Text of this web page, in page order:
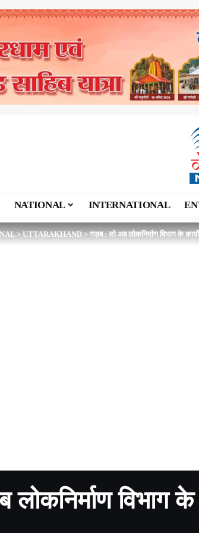
NATIONAL INTERNATIONAL
>UTTARAKHAND>गज़ब : लो अब लोकनिर्माण विभाग के
विभाग के